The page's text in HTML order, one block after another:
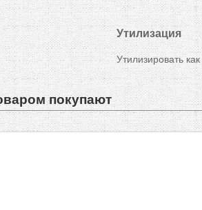
Утилизация
Утилизировать
покупают